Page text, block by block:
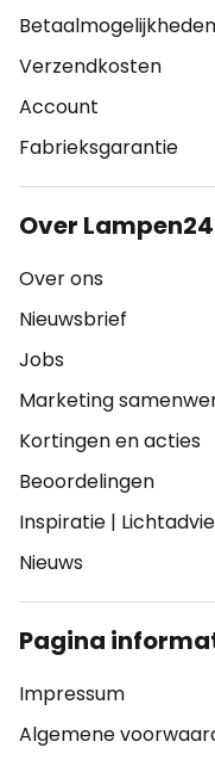
Betaalmogelijkheden
Verzendkosten
Account
Fabrieksgarantie
Over
Over ons
Nieuwsbrief
Jobs
Marketing
Kortingen en acties
Beoordelingen
Inspiratie |
Nieuws
Pagina
Impressum
Algemene